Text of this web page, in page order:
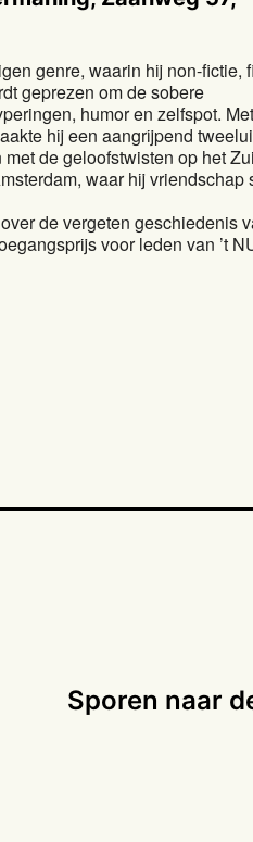
genre, waarin hij non-fictie,
geprezen om de sobere
humor en zelfspot. Met
hij een aangrijpend
de geloofstwisten op het
waar hij vriendschap
de vergeten geschiedenis
voor leden van ’t
Sporen naar